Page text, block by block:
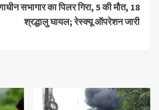
सभागार का पिलर गिरा, 5 की मौत, 18
श्रद्धालु घायल; रेस्क्यू ऑपरेशन जारी